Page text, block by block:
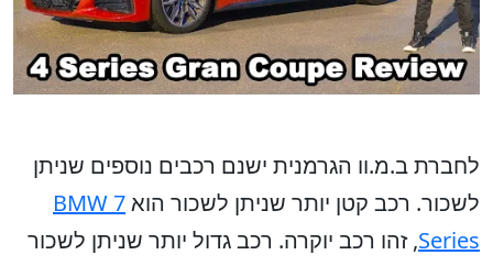
לחברת ב.מ.וו הגרמנית ישנם רכבים נוספים שניתן
לשכור. רכב קטן יותר שניתן לשכור הואBMW 7
Series, זהו רכב יוקרה. רכב גדול יותר שניתן לשכור